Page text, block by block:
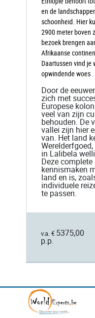
en de
schoonheid. Hier
2900 meter boven
bezoek brengen
Afrikaanse
Daartussen vind je
opwindende woes
Door de
zich met
Europese
veel van zijn
behouden. De
vallei zijn hier
van. Het land
in Lalibela
Deze
kennismaken
land en is,
individuele
te passen.
v.a. € 5375,00
p.p.